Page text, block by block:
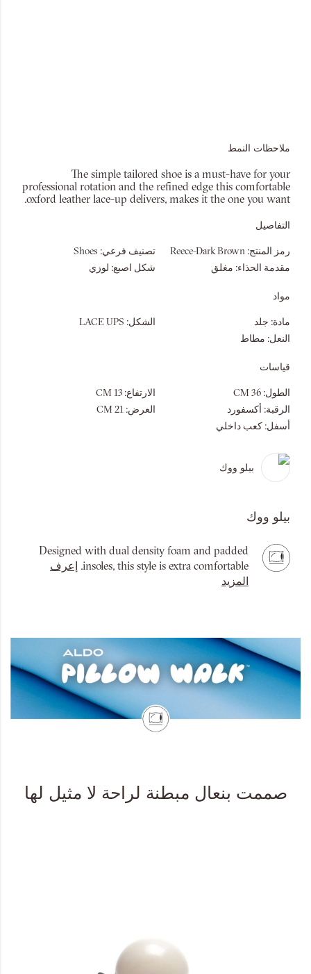
ملاحظات النمط
The simple tailored shoe is a must-have for your
professional rotation and the refined edge this comfortable
oxford leather lace-up delivers, makes it the one you want.
التفاصيل
رمز المنتج: Reece-Dark Brown تصنيف فرعي: Shoes
مقدمة الحذاء: مغلق شكل اصبع: لوزي
مواد
مادة: جلد الشكل: LACE UPS
النعل: مطاط
قياسات
الطول: 36 CM الارتفاع: 13 CM
الرقبة: أكسفورد العرض: 21 CM
أسفل: كعب داخلي
بيلو ووك
بيلو ووك
Designed with dual density foam and padded
insoles, this style is extra comfortable.
إعرف
المزيد
صممت بنعال مبطنة لراحة لا مثيل لها